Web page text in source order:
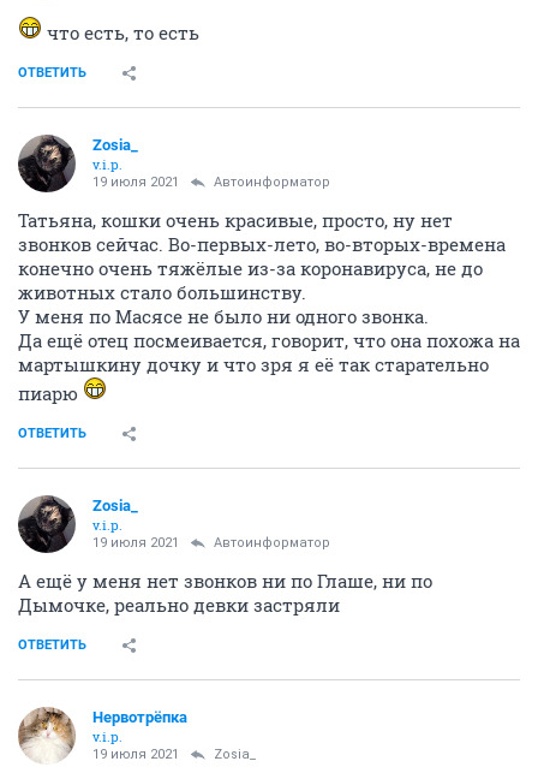
что есть, то есть
ОТВЕТИТЬ
Zosia_
v.i.p.
19 июля 2021 Автоинформатор
Татьяна, кошки очень красивые, просто, ну нет
звонков сейчас. Во-первых-лето, во-вторых-времена
конечно очень тяжёлые из-за коронавируса, не до
животных стало большинству.
У меня по Масясе не было ни одного звонка.
Да ещё отец посмеивается, говорит, что она похожа на
мартышкину дочку и что зря я её так старательно
пиарю
ОТВЕТИТЬ
Zosia_
v.i.p.
19 июля 2021 Автоинформатор
А ещё у меня нет звонков ни по Глаше, ни по
Дымочке, реально девки застряли
ОТВЕТИТЬ
Нервотрёпка
v.i.p.
19 июля 2021 Zosia_